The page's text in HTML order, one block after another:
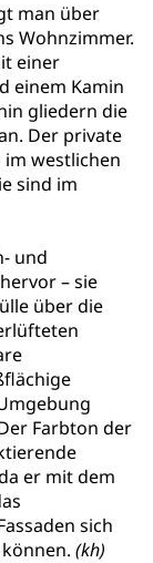
man über
Wohnzimmer.
einer
einem Kamin
gliedern die
Der private
westlichen
sind im
und
– sie
über die
Farbton der
er mit dem
sich
(kh)